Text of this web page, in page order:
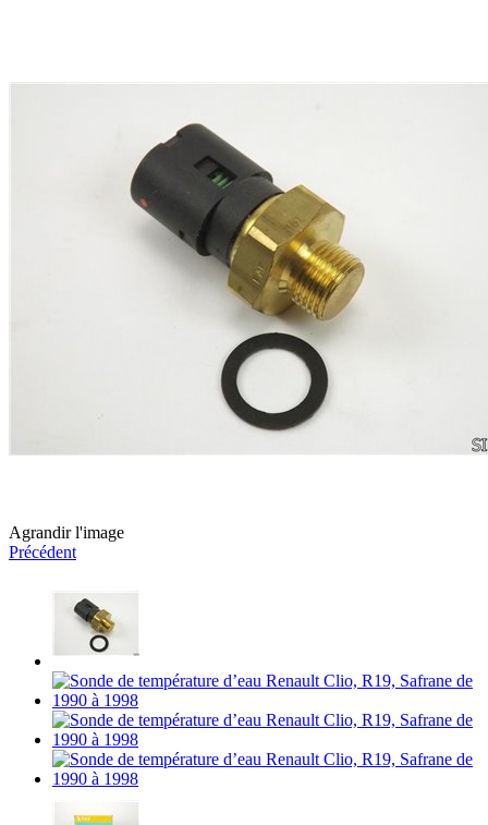
Agrandir l'image
Précédent